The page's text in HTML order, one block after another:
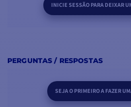
INICIE SESSÃO PARA DEIXAR
PERGUNTAS / RESPOSTAS
SEJA O PRIMEIRO A FAZER